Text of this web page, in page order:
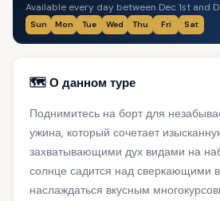
Available every day between Dec 1st and
Sun Mon Tue Wed Thu Fri Sat
🗺️ О данном туре
Поднимитесь на борт для
ужина, который сочетает
захватывающими дух видами на
солнце садится над сверкающими
наслаждаться вкусным